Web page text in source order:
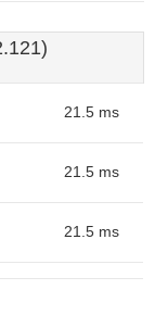
21.5 ms
21.5 ms
21.5 ms